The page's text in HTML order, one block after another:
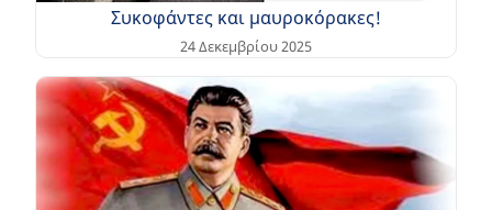
Συκοφάντες και μαυροκόρακες!
24 Δεκεμβρίου 2025